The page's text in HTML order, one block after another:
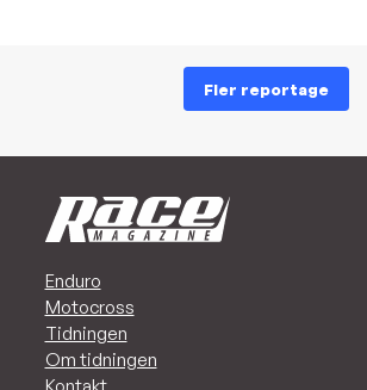
Fler reportage
Enduro
Motocross
Tidningen
Om tidningen